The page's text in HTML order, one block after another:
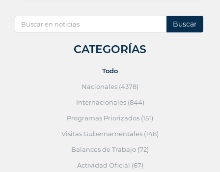
Buscar
CATEGORÍAS
Todo
Nacionales (4378)
Internacionales (844)
Programas Priorizados (151)
Visitas Gubernamentales (148)
Balances de Trabajo (72)
Actividad Oficial (67)